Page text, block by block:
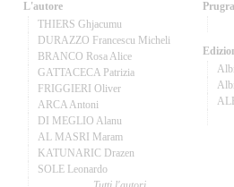
L'autore
THIERS Ghjacumu
DURAZZO Francescu Micheli
BRANCO Rosa Alice
GATTACECA Patrizia
FRIGGIERI Oliver
ARCA Antoni
DI MEGLIO Alanu
AL MASRI Maram
KATUNARIC Drazen
SOLE Leonardo